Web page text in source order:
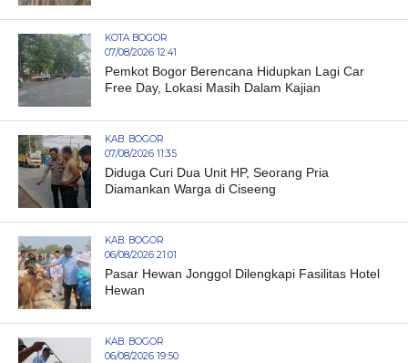
KOTA BOGOR
07/08/2026 12:41
Pemkot Bogor Berencana Hidupkan Lagi Car
Free Day, Lokasi Masih Dalam Kajian
KAB. BOGOR
07/08/2026 11:35
Diduga Curi Dua Unit HP, Seorang Pria
Diamankan Warga di Ciseeng
KAB. BOGOR
06/08/2026 21:01
Pasar Hewan Jonggol Dilengkapi Fasilitas Hotel
Hewan
KAB. BOGOR
06/08/2026 19:50